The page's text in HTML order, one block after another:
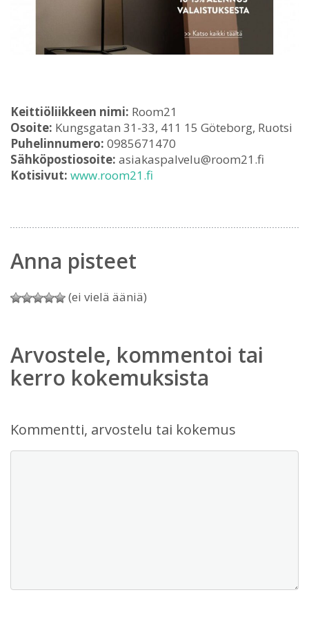
Keittiöliikkeen nimi: Room21
Osoite: Kungsgatan 31-33, 411 15 Göteborg, Ruotsi
Puhelinnumero: 0985671470
Sähköpostiosoite: asiakaspalvelu@room21.fi
Kotisivut: www.room21.fi
Anna pisteet
(ei vielä ääniä)
Arvostele, kommentoi tai
kerro kokemuksista
Kommentti, arvostelu tai kokemus